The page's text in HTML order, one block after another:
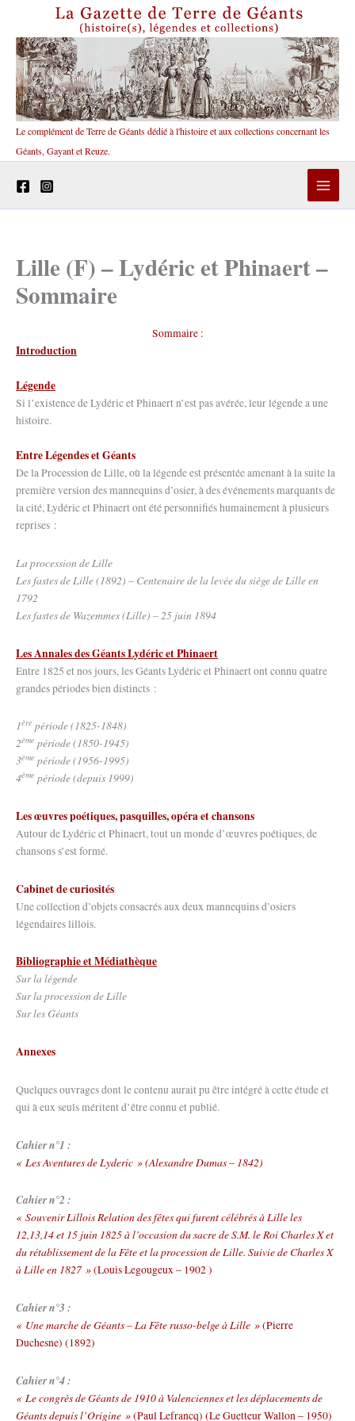
contenu
Le complément de Terre de Géants dédié à l'histoire et aux collections concernant les
Géants, Gayant et Reuze.
Lille (F) – Lydéric et Phinaert –
Sommaire
Sommaire :
Introduction
Légende
Si l’existence de Lydéric et Phinaert n’est pas avérée, leur légende a une
histoire.
EntreLégendes et Géants
De la Procession de Lille, où la légende est présentée amenant à la suite la
première version des mannequins d’osier, à des événements marquants de
la cité, Lydéric et Phinaert ont été personnifiés humainement à plusieurs
reprises :
La procession de Lille
Les fastes de Lille (1892) – Centenaire de la levée du siège de Lille en
1792
Les fastes de Wazemmes (Lille) – 25 juin 1894
Les Annales des Géants Lydéric et Phinaert
Entre 1825 et nos jours, les Géants Lydéric et Phinaert ont connu quatre
grandes périodes bien distincts :
1ère période (1825-1848)
2ème période (1850-1945)
3ème période (1956-1995)
4ème période (depuis 1999)
Les œuvres poétiques, pasquilles, opéra et chansons
Autour de Lydéric et Phinaert, tout un monde d’œuvres poétiques, de
chansons s’est formé.
Cabinet de curiosités
Une collection d’objets consacrés aux deux mannequins d’osiers
légendaires lillois.
Bibliographie et Médiathèque
Sur la légende
Sur la procession de Lille
Sur les Géants
Annexes
Quelques ouvrages dont le contenu aurait pu être intégré à cette étude et
qui à eux seuls méritent d’être connu et publié.
Cahier n°1 :
« Les Aventures de Lyderic » (Alexandre Dumas – 1842)
Cahier n°2 :
« Souvenir Lillois Relation des fêtes qui furent célébrés à Lille les
12,13,14 et 15 juin 1825 à l’occasion du sacre de S.M. le Roi Charles X et
du rétablissement de la Fête et la procession de Lille. Suivie de Charles X
à Lille en 1827 »(Louis Legougeux – 1902 )
Cahier n°3 :
« Une marche de Géants – La Fête russo-belge à Lille »(Pierre
Duchesne) (1892)
Cahier n°4 :
« Le congrès de Géants de 1910 à Valenciennes et les déplacements de
Géants depuis l’Origine »(Paul Lefrancq) (Le Guetteur Wallon – 1950)